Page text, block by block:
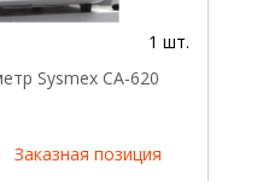
1 шт.
Sysmex СА-620
Заказная позиция